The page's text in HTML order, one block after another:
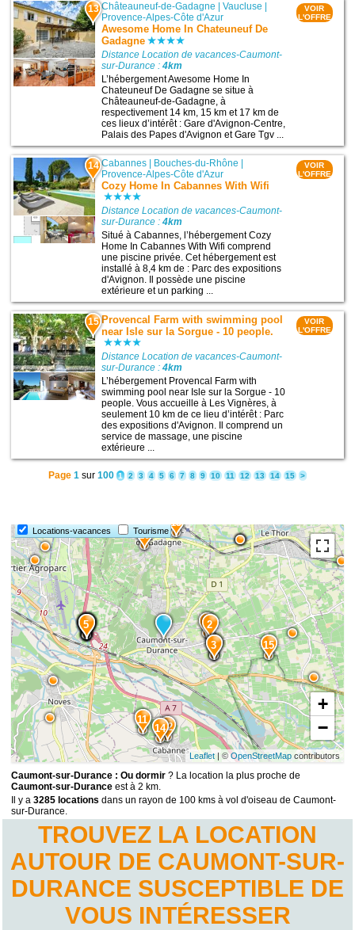
13 Châteauneuf-de-Gadagne |Vaucluse
Provence-Alpes-Côte d'Azur
Awesome Home In Chateuneuf De
Gadagne
Distance Location de vacances-Caumont-
sur-Durance :4km
L’hébergement Awesome Home In
Chateuneuf De Gadagne se situe à
Châteauneuf-de-Gadagne, à
respectivement 14 km, 15 km et 17 km de
ces lieux d’intérêt : Gare d'Avignon-Centre,
Palais des Papes d'Avignon et Gare Tgv ...
VOIR
L'OFFRE
14 Cabannes Bouches-du-Rhône
Provence-Alpes-Côte d'Azur
Cozy Home In Cabannes With Wifi
Distance Location de vacances-Caumont-
sur-Durance :4km
Situé à Cabannes, l’hébergement Cozy
Home In Cabannes With Wifi comprend
une piscine privée. Cet hébergement est
installé à 8,4 km de : Parc des expositions
d'Avignon. Il possède une piscine
extérieure et un parking ...
VOIR
L'OFFRE
15 Provencal Farm with swimming pool
near Isle sur la Sorgue - 10 people.
Distance Location de vacances-Caumont-
sur-Durance :4km
L’hébergement Provencal Farm with
swimming pool near Isle sur la Sorgue - 10
people. Vous accueille à Les Vignères, à
seulement 10 km de ce lieu d’intérêt : Parc
des expositions d'Avignon. Il comprend un
service de massage, une piscine
extérieure ...
VOIR
L'OFFRE
Page 1 sur 100 1 2 3 4 5 6 7 8 9 10 11 12 13 14 15 >
Locations-vacances Tourisme
15
14
13
12
11
10
9
8
7
6
5
4
3
2
1
1
+
−
Leaflet| ©OpenStreetMapcontributors
Caumont-sur-Durance : Ou dormir ? La location la plus proche de
Caumont-sur-Durance est à 2 km.
Il y a3285 locations dans un rayon de 100 kms à vol d'oiseau de Caumont-
sur-Durance.
TROUVEZ LA LOCATION
AUTOUR DE CAUMONT-SUR-
DURANCE SUSCEPTIBLE DE
VOUS INTÉRESSER